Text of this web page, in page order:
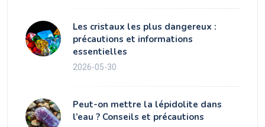
Les cristaux les plus dangereux :
précautions et informations
essentielles
2026-05-30
Peut-on mettre la lépidolite dans
l’eau ? Conseils et précautions